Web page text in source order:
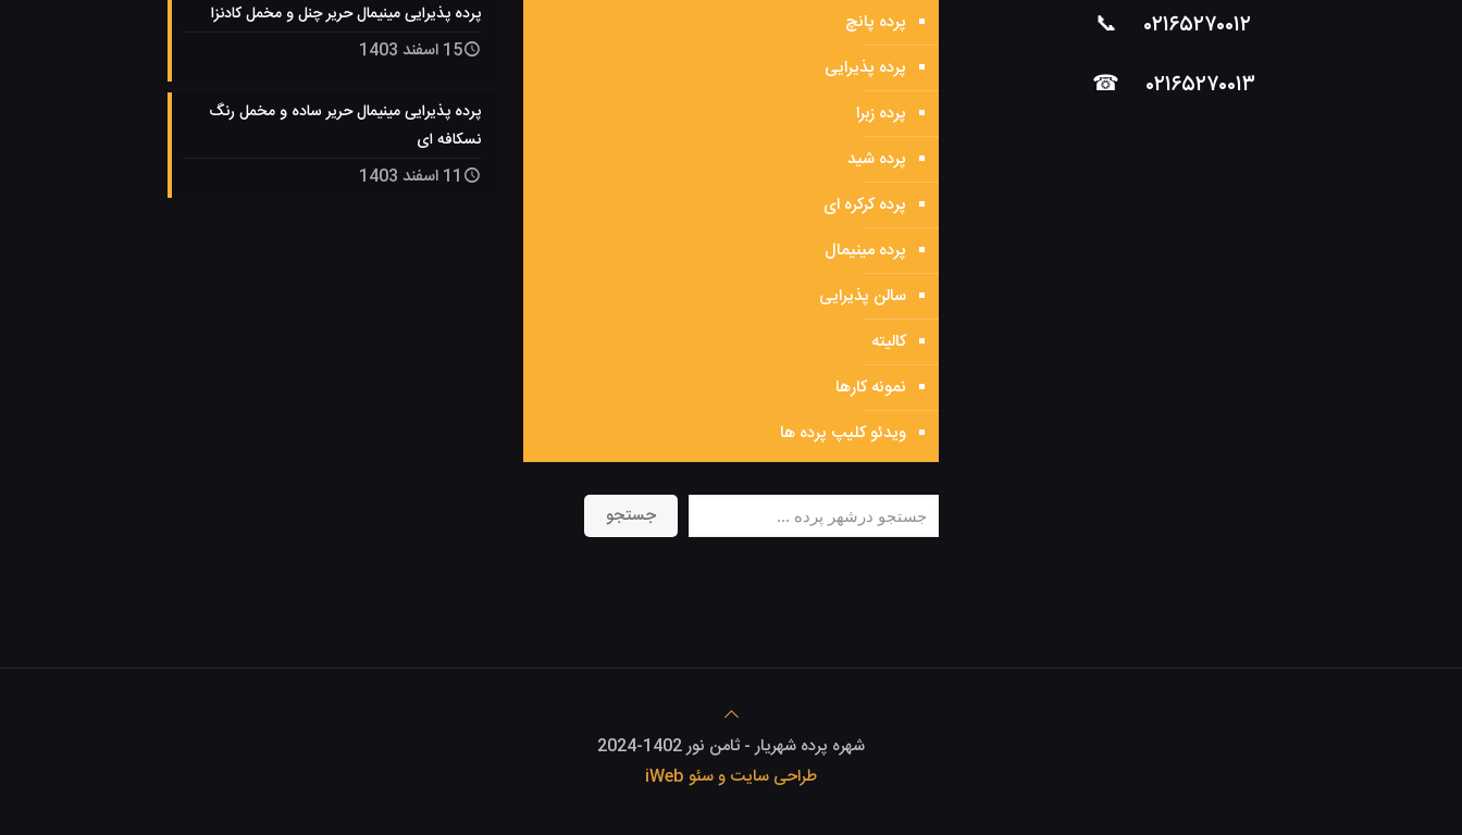
۰۲۱۶۵۲۷۰۰۱۲ 📞
۰۲۱۶۵۲۷۰۰۱۳ ☎
پرده پانچ
پرده پذیرایی
پرده زبرا
پرده شید
پرده کرکره ای
پرده مینیمال
سالن پذیرایی
کالیته
نمونه کارها
ویدئو کلیپ پرده ها
جستجو جستجو
پرده پذیرایی مینیمال حریر چنل و مخمل کادنزا
15 اسفند 1403
پرده پذیرایی مینیمال حریر ساده و مخمل رنگ
نسکافه ای
11 اسفند 1403
شهره پرده شهریار - ثامن نور 1402-2024
طراحی سایت و سئو iWeb